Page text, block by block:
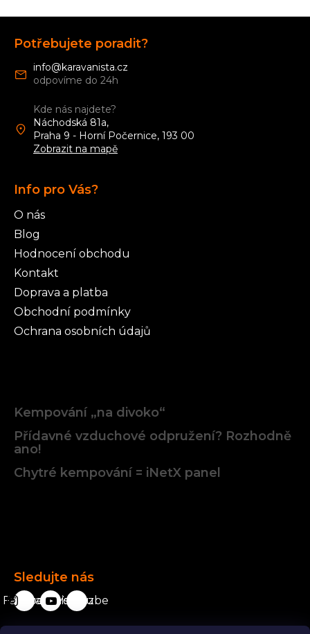
Potřebujete poradit?
info@karavanista.cz
Kde nás najdete?
Náchodská 81a,
Praha 9 - Horní Počernice, 193 00
Zobrazit na mapě
Info pro Vás?
O nás
Blog
Hodnocení obchodu
Kontakt
Doprava a platba
Obchodní podmínky
Ochrana osobních údajů
Kempování „na divoko“
Přídavné vzduchové odpružení? Rozhodně
ano!
Chytré kempování = iNetX panel
Sledujte nás
Facebook
karavanista.cz
YouTube